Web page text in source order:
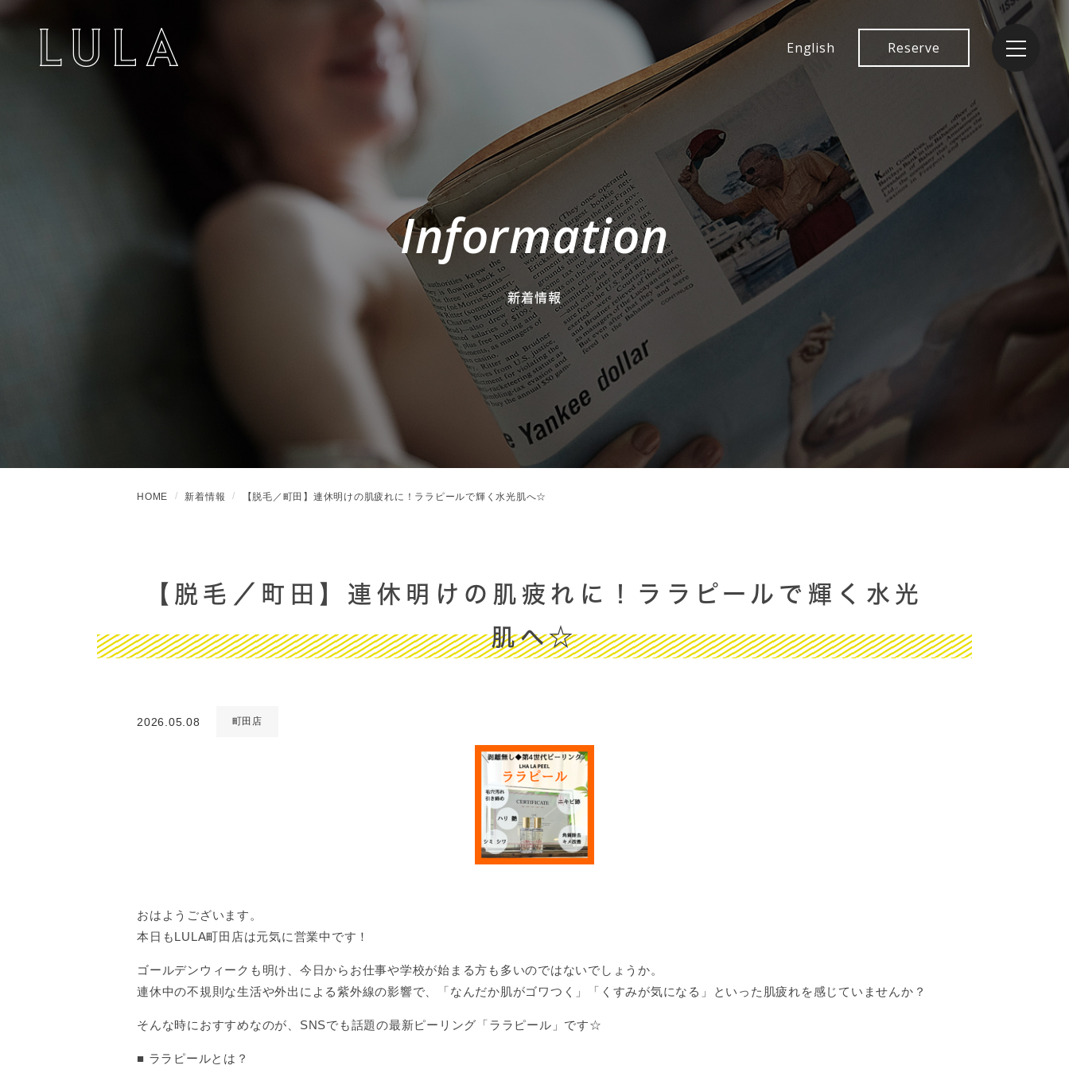
English Reserve
Information
新着情報
HOME 新着情報 【脱毛／町田】連休明けの肌疲れに！ララピールで輝く水光肌へ☆
【脱毛／町田】連休明けの肌疲れに！ララピールで輝く水光
肌へ☆
2026.05.08 町田店
おはようございます。
本日もLULA町田店は元気に営業中です！
ゴールデンウィークも明け、今日からお仕事や学校が始まる方も多いのではないでしょうか。
連休中の不規則な生活や外出による紫外線の影響で、「なんだか肌がゴワつく」「くすみが気になる」といった肌疲れを感じていませんか？
そんな時におすすめなのが、SNSでも話題の最新ピーリング「ララピール」です☆
■ ララピールとは？